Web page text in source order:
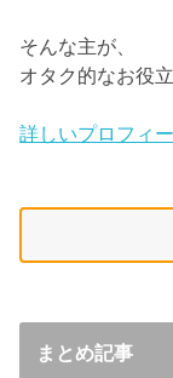
そんな主が、
オタク的なお役
詳しいプロフィ
まとめ記事